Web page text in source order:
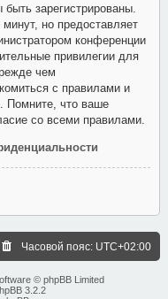
зарегистрированы.
минут, но предоставляет
конференции
привилегии для
чем
с правилами и
Помните, что ваше
со всеми правилами.
Часовой пояс: UTC+02:00
© phpBB Limited
3.2.2